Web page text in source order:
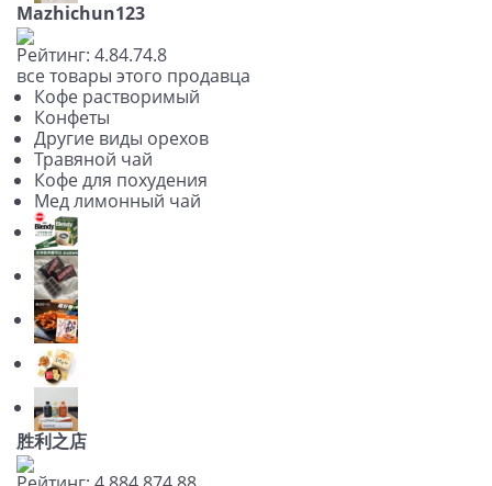
Mazhichun123
Рейтинг: 4.84.74.8
все товары этого продавца
Кофе растворимый
Конфеты
Другие виды орехов
Травяной чай
Кофе для похудения
Мед лимонный чай
胜利之店